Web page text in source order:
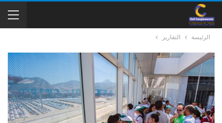
الرئيسة التقارير